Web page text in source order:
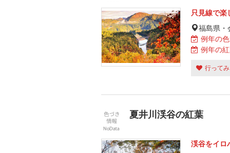
只見線で楽
福島県・
例年の
例年の
行って
夏井川渓谷の紅葉
渓谷をイロ